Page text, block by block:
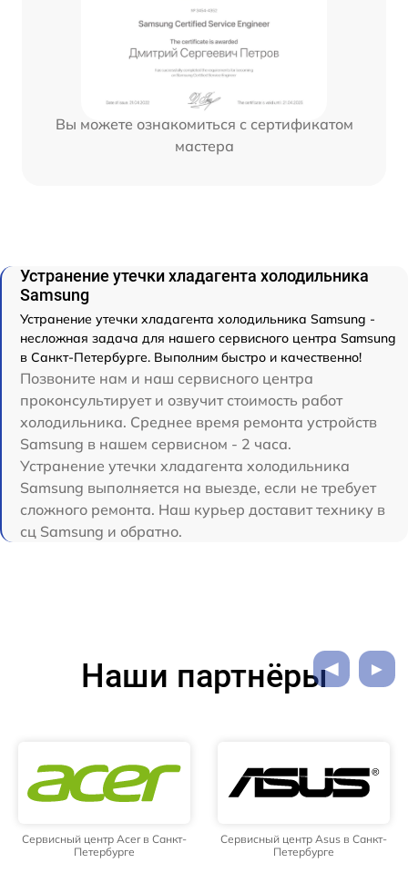
Вы можете ознакомиться с сертификатом
мастера
Устранение утечки хладагента холодильника
Samsung
Устранение утечки хладагента холодильника Samsung -
несложная задача для нашего сервисного центра Samsung
в Санкт-Петербурге. Выполним быстро и качественно!
Позвоните нам и наш сервисного центра
проконсультирует и озвучит стоимость работ
холодильника. Среднее время ремонта устройств
Samsung в нашем сервисном - 2 часа.
Устранение утечки хладагента холодильника
Samsung выполняется на выезде, если не требует
сложного ремонта. Наш курьер доставит технику в
сц Samsung и обратно.
Наши партнёры
Сервисный центр Acer в Санкт-
Петербурге
Сервисный центр Asus в Санкт-
Петербурге